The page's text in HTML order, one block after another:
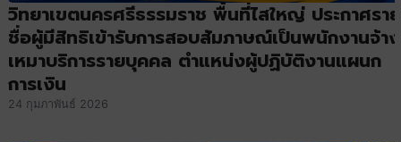
วิทยาเขตนครศรีธรรมราช พื้นที่ไสใหญ่ ประกาศราย
ชื่อผู้มีสิทธิเข้ารับการสอบสัมภาษณ์เป็นพนักงานจ้าง
เหมาบริการรายบุคคล ตำแหน่งผู้ปฏิบัติงานแผนก
การเงิน
24 กุมภาพันธ์ 2026